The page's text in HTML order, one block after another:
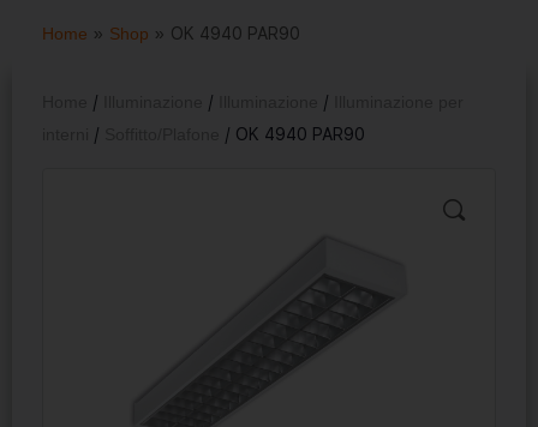
Home » Shop » OK 4940 PAR90
/ / /
/ / OK 4940 PAR90